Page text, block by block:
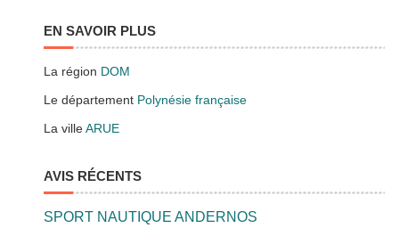
EN SAVOIR PLUS
La région DOM
Le département Polynésie française
La villeARUE
AVIS RÉCENTS
SPORT NAUTIQUE ANDERNOS